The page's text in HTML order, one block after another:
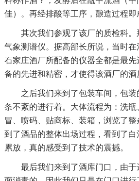
佳）。再经排酸等工序，酿造过程即
其次我们参观了该厂的质检科
气象测谱仪。据高部长所说，当时
石家庄酒厂所配备的仪器全都是最
备的先进和精密，才使得该酒厂的酒
之后我们来到了包装车间，包
条不紊的进行着。大体流程为：洗
冒、喷码、贴商标、装箱，浏览了
到了酒品的整体出场过程，看到了
累放，真的感受到了技术的震撼。
最后我们来到了酒库门口，由